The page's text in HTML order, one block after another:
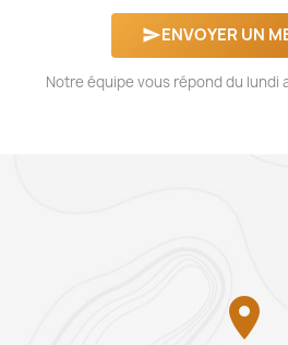
sendENVOYER UN
Notre équipe vous répond du lundi
